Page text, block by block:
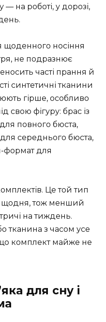
— на роботі, у дорозі,
щоденного носіння
не подразнює
часті прання й
синтетичні тканини
гірше, особливо
свою фігуру: брас із
повного бюста,
для середнього бюста,
формат для
Це той тип
щодня, тож менший
на тиждень.
тканина з часом усе
комплект майже не
для сну і